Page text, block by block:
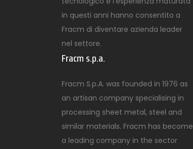
in questi anni hanno consentito a
Fracm di diventare azienda leader
nel settore.
Fracm s.p.a.
Fracm S.p.A. was founded in 1976 as
an artisan company specialising in
processing sheet metal, steel and
similar materials. Fracm has become
a leading company in the sector